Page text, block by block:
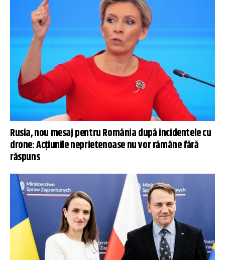
Rusia, nou mesaj pentru România după incidentele cu
drone: Acțiunile neprietenoase nu vor rămâne fără
răspuns